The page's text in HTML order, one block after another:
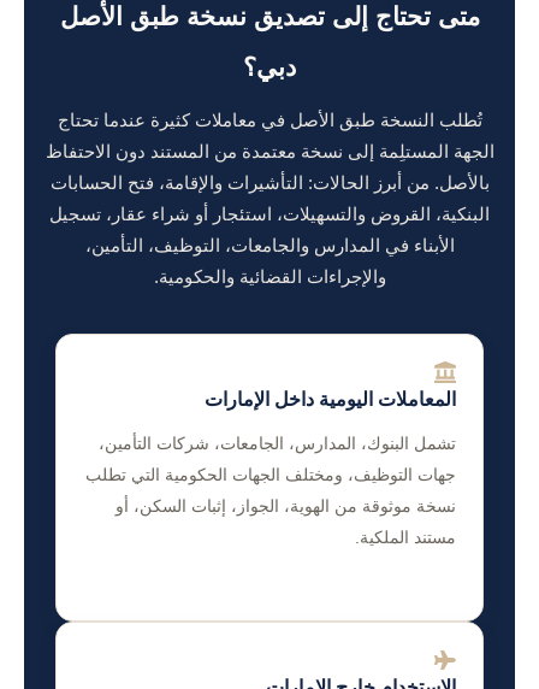
متى تحتاج إلى تصديق نسخة طبق الأصل
دبي؟
تُطلب النسخة طبق الأصل في معاملات كثيرة عندما تحتاج
الجهة المستلِمة إلى نسخة معتمدة من المستند دون الاحتفاظ
بالأصل. من أبرز الحالات: التأشيرات والإقامة، فتح الحسابات
البنكية، القروض والتسهيلات، استئجار أو شراء عقار، تسجيل
الأبناء في المدارس والجامعات، التوظيف، التأمين،
والإجراءات القضائية والحكومية.
المعاملات اليومية داخل الإمارات
تشمل البنوك، المدارس، الجامعات، شركات التأمين،
جهات التوظيف، ومختلف الجهات الحكومية التي تطلب
نسخة موثوقة من الهوية، الجواز، إثبات السكن، أو
مستند الملكية.